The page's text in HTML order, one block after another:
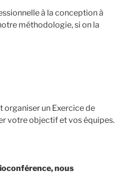
à la conception à
méthodologie, si on la
un Exercice de
votre objectif et vos équipes.
nous